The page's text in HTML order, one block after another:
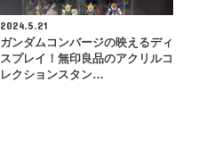
2024.5.21
ガンダムコンバージの映えるディ
スプレイ！無印良品のアクリルコ
レクションスタン…